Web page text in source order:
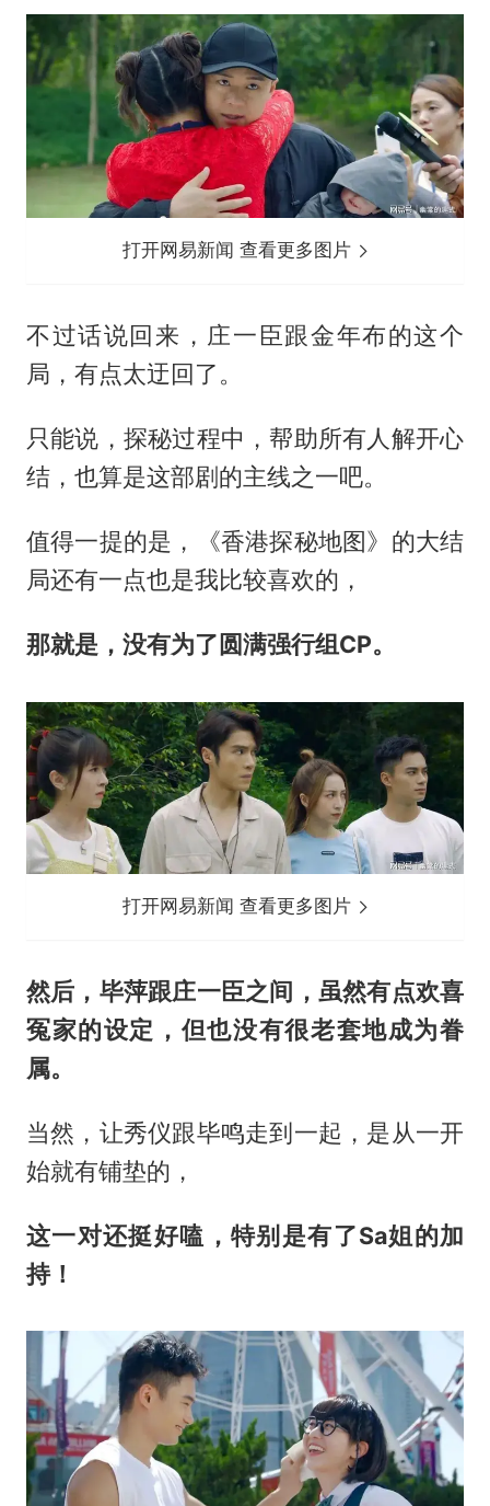
打开网易新闻 查看更多图片
不过话说回来，庄一臣跟金年布的这个
局，有点太迂回了。
只能说，探秘过程中，帮助所有人解开心
结，也算是这部剧的主线之一吧。
值得一提的是，《香港探秘地图》的大结
局还有一点也是我比较喜欢的，
那就是，没有为了圆满强行组CP。
打开网易新闻 查看更多图片
然后，毕萍跟庄一臣之间，虽然有点欢喜
冤家的设定，但也没有很老套地成为眷
属。
当然，让秀仪跟毕鸣走到一起，是从一开
始就有铺垫的，
这一对还挺好嗑，特别是有了Sa姐的加
持！